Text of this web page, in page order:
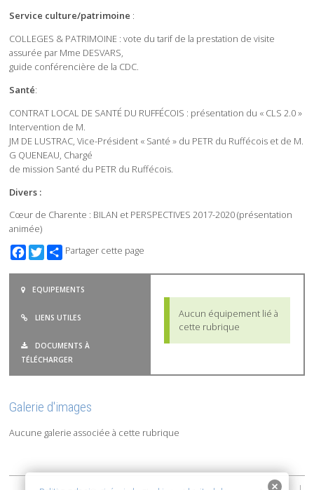
Service culture/patrimoine :
COLLEGES & PATRIMOINE : vote du tarif de la prestation de visite
assurée par Mme DESVARS,
guide conférencière de la CDC.
Santé:
CONTRAT LOCAL DE SANTÉ DU RUFFÉCOIS : présentation du « CLS 2.0 »
Intervention de M.
JM DE LUSTRAC, Vice-Président « Santé » du PETR du Ruffécois et de M.
G QUENEAU, Chargé
de mission Santé du PETR du Ruffécois.
Divers :
Cœur de Charente : BILAN et PERSPECTIVES 2017-2020 (présentation
animée)
Facebook
TwitterPartager cette page
EQUIPEMENTS
LIENS UTILES
DOCUMENTS À
TÉLÉCHARGER
Aucun équipement lié à
cette rubrique
Galerie d'images
Aucune galerie associée à cette rubrique